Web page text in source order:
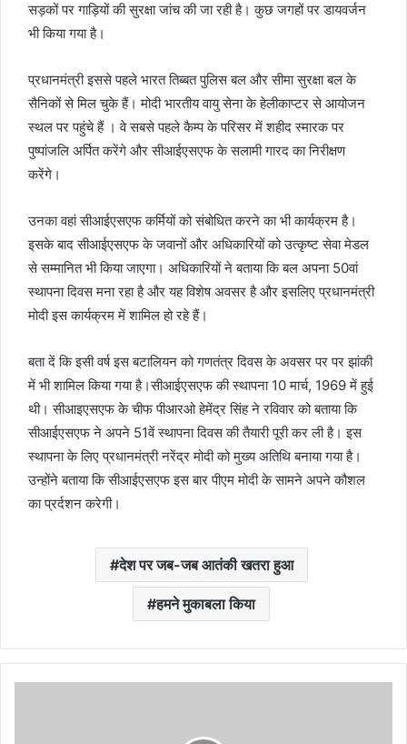
सड़कों पर गाड़ियों की सुरक्षा जांच की जा रही है। कुछ जगहों पर डायवर्जन
भी किया गया है।
प्रधानमंत्री इससे पहले भारत तिब्बत पुलिस बल और सीमा सुरक्षा बल के
सैनिकों से मिल चुके हैं। मोदी भारतीय वायु सेना के हेलीकाप्टर से आयोजन
स्थल पर पहुंचे हैं । वे सबसे पहले कैम्प के परिसर में शहीद स्मारक पर
पुष्पांजलि अर्पित करेंगे और सीआईएसएफ के सलामी गारद का निरीक्षण
करेंगे।
उनका वहां सीआईएसएफ कर्मियों को संबोधित करने का भी कार्यक्रम है।
इसके बाद सीआईएसएफ के जवानों और अधिकारियों को उत्कृष्ट सेवा मेडल
से सम्मानित भी किया जाएगा। अधिकारियों ने बताया कि बल अपना 50वां
स्थापना दिवस मना रहा है और यह विशेष अवसर है और इसलिए प्रधानमंत्री
मोदी इस कार्यक्रम में शामिल हो रहे हैं।
बता दें कि इसी वर्ष इस बटालियन को गणतंत्र दिवस के अवसर पर पर झांकी
में भी शामिल किया गया है।सीआईएसएफ की स्थापना 10 मार्च, 1969 में हुई
थी। सीआइएसएफ के चीफ पीआरओ हेमेंद्र सिंह ने रविवार को बताया कि
सीआईएसएफ ने अपने 51वें स्थापना दिवस की तैयारी पूरी कर ली है। इस
स्थापना के लिए प्रधानमंत्री नरेंद्र मोदी को मुख्य अतिथि बनाया गया है।
उन्होंने बताया कि सीआईएसएफ इस बार पीएम मोदी के सामने अपने कौशल
का प्रर्दशन करेगी।
देश पर जब-जब आतंकी खतरा हुआ
हमने मुकाबला किया